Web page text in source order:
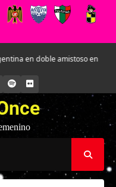
amistoso en el CAR José
YOUTUBE
SPOTIFYFLICKR